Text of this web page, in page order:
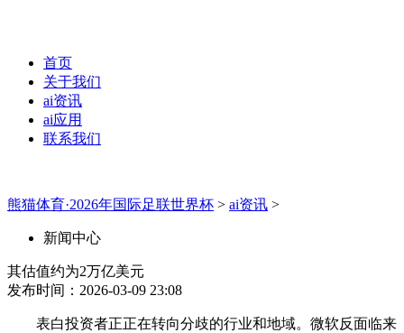
首页
关于我们
ai资讯
ai应用
联系我们
熊猫体育·2026年国际足联世界杯 > ai资讯 >
新闻中心
其估值约为2万亿美元
发布时间：2026-03-09 23:08
表白投资者正正在转向分歧的行业和地域。微软反面临来